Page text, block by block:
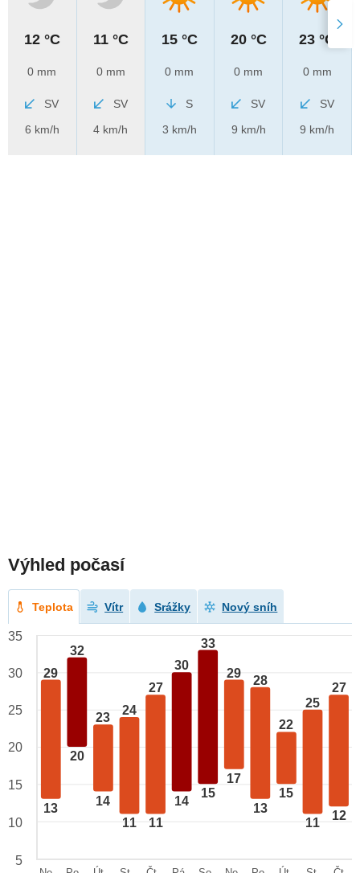
12 °C
0 mm
SV
6 km/h
11 °C
0 mm
SV
4 km/h
15 °C
0 mm
S
3 km/h
20 °C
0 mm
SV
9 km/h
23 °C
0 mm
SV
9 km/h
Výhled počasí
Teplota Vítr Srážky Nový sníh
29
13
32
20
23
14
24
11
27
11
30
14
33
15
29
17
28
13
22
15
25
11
27
12
35
30
25
20
15
10
5